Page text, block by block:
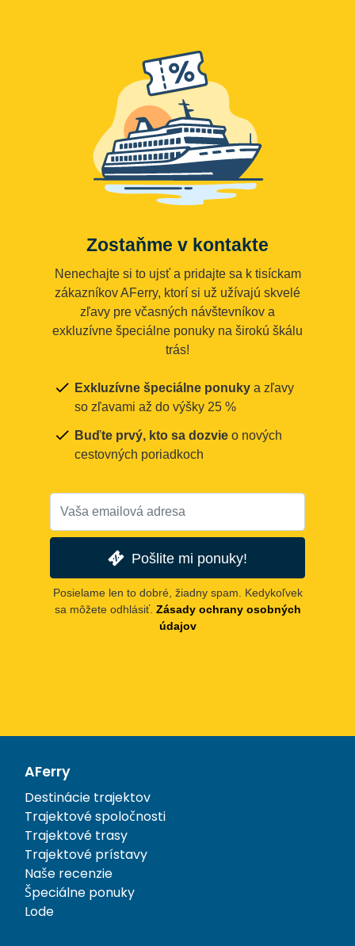
Zostaňme v kontakte
Nenechajte si to ujsť a pridajte sa k tisíckam
zákazníkov AFerry, ktorí si už užívajú skvelé
zľavy pre včasných návštevníkov a
exkluzívne špeciálne ponuky na širokú škálu
trás!
Exkluzívne špeciálne ponuky a zľavy
so zľavami až do výšky 25 %
Buďte prvý, kto sa dozvie o nových
cestovných poriadkoch
Pošlite mi ponuky!
Posielame len to dobré, žiadny spam. Kedykoľvek
sa môžete odhlásiť. Zásady ochrany osobných
údajov
AFerry
Destinácie trajektov
Trajektové spoločnosti
Trajektové trasy
Trajektové prístavy
Naše recenzie
Špeciálne ponuky
Lode